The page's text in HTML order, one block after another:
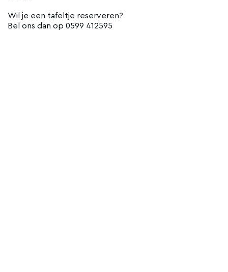
Wil je een tafeltje reserveren?
Bel ons dan op 0599 412595